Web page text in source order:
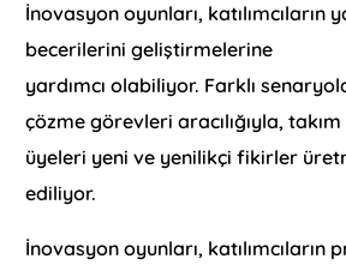
İnovasyon oyunları, katılımcıların
becerilerini geliştirmelerine
yardımcı olabiliyor. Farklı
çözme görevleri aracılığıyla, takım
üyeleri yeni ve yenilikçi fikirler
ediliyor.
İnovasyon oyunları, katılımcıların